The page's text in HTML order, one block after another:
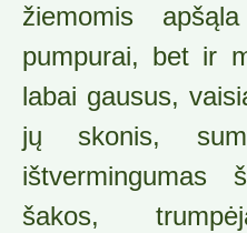
žiemomis
pumpurai, bet ir
labai gausus,
jų skonis,
ištvermingumas
šakos,